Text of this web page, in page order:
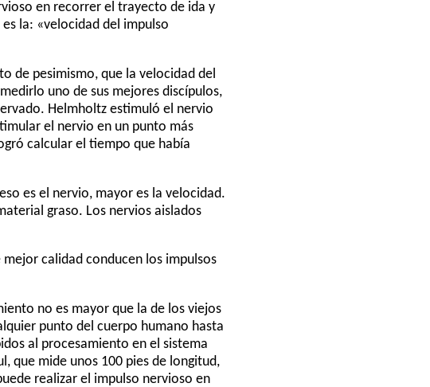
en recorrer el trayecto de ida y
la: «velocidad del impulso
de pesimismo, que la velocidad del
uno de sus mejores discípulos,
Helmholtz estimuló el nervio
el nervio en un punto más
calcular el tiempo que había
es el nervio, mayor es la velocidad.
graso. Los nervios aislados
calidad conducen los impulsos
no es mayor que la de los viejos
punto del cuerpo humano hasta
al procesamiento en el sistema
que mide unos 100 pies de longitud,
realizar el impulso nervioso en